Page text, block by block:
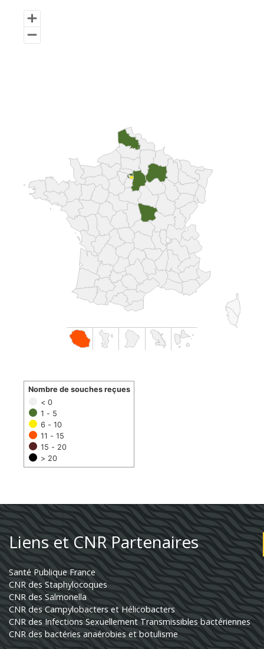
< 0
1 - 5
6 - 10
11 - 15
15 - 20
> 20
Nombre de souches reçues
Liens et CNR Partenaires
Santé Publique France
CNR des Staphylocoques
CNR des Salmonella
CNR des Campylobacters et Hélicobacters
CNR des Infections Sexuellement Transmissibles bactériennes
CNR des bactéries anaérobies et botulisme